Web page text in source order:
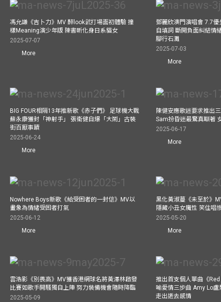
馮允謙《吉卜力》MV 醉look武打場面初體驗 撞
樣Meaning演少年版 陳書昕化身日系貓女
2025-07-07
More
鄧麗欣澳門演唱會 7.7
自填詞 斷開負面糾結情
腳行石灘
2025-07-03
More
BIG FOUR相隔13年推新歌《赤子們》 足球機大戰
蘇永康獲封「神射手」 張衞健自爆「大鬧」古裝
街百厭事蹟
2025-06-24
More
陳健安應歌迷要求推出
Sam扮昏迷最驚真瞓著
2025-06-17
More
Nowhere Boys新歌《給受困者的一封信》MV以
畫象為情緒受困者打氣
2025-06-12
More
黑化黃淑蔓《未至於》
隱藏小丑女魔性 笑住唱
2025-05-20
More
雲浩影《別畏高》MV獲香港網球名將黃澤林啟發
比賽如歌手開騷獨自上陣 努力裝備機會隨時降臨
2025-05-09
推出首支個人單曲《
喻愛情三步曲 Amy Lo
走出逝去感情